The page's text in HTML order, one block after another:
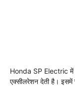
Honda SP Electric
एक्सीलरेशन देती है। इसमें